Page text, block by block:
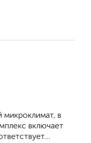
микроклимат, в
включает